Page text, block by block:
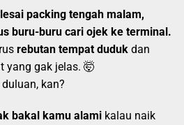
packing tengah malam,
buru-buru cari ojek ke terminal.
rebutan tempat duduk dan
yang gak jelas. 🤯
kan?
bakal kamu alami kalau naik